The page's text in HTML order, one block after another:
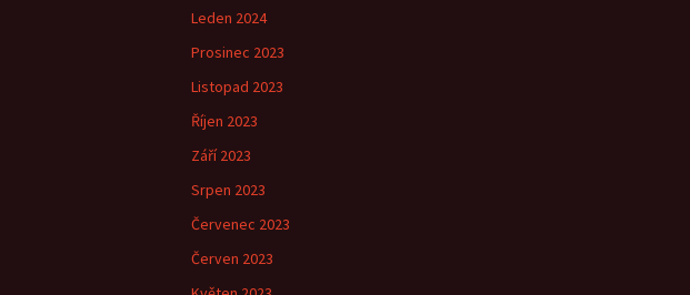
Leden 2024
Prosinec 2023
Listopad 2023
Říjen 2023
Září 2023
Srpen 2023
Červenec 2023
Červen 2023